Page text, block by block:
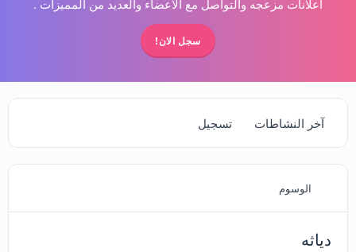
اعلانات مزعجه والتواصل مع الاعضاء والعديد من المميزات .
سجل الان!
آخر النشاطات تسجيل
الوسوم
دياثه